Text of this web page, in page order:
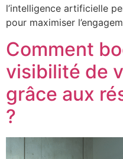
l’intelligence artificielle
pour maximiser
Comment
visibilité de
grâce aux
?